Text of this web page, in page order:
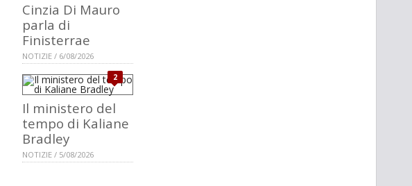
Cinzia Di Mauro
parla di
Finisterrae
NOTIZIE / 6/08/2026
2
Il ministero del
tempo di Kaliane
Bradley
NOTIZIE / 5/08/2026